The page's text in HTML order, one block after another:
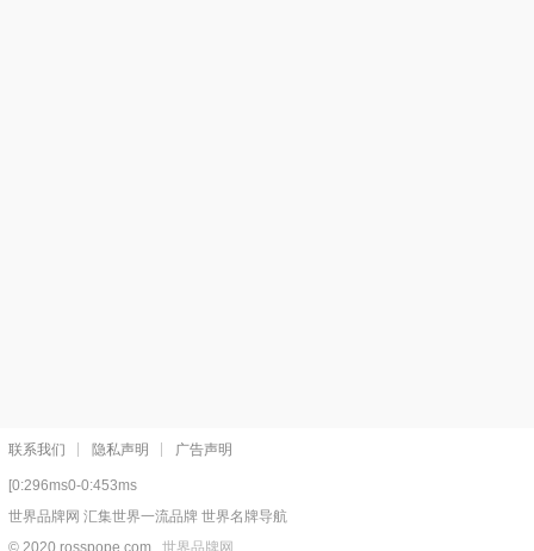
联系我们 隐私声明 广告声明
[0:296ms0-0:453ms
世界品牌网 汇集世界一流品牌 世界名牌导航
© 2020 rosspope.com 世界品牌网